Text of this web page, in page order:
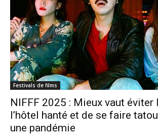
Festivals de films
NIFFF 2025 : Mieux vaut éviter
l’hôtel hanté et de se faire
une pandémie